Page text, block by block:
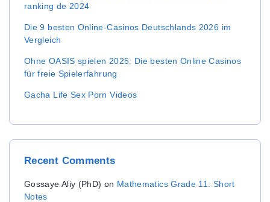
ranking de 2024
Die 9 besten Online-Casinos Deutschlands 2026 im
Vergleich
Ohne OASIS spielen 2025: Die besten Online Casinos
für freie Spielerfahrung
Gacha Life Sex Porn Videos
Recent Comments
Gossaye Aliy (PhD) on Mathematics Grade 11: Short
Notes